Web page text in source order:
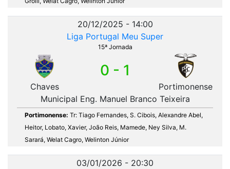
20/12/2025 - 14:00
Liga Portugal Meu Super
15ª Jornada
Chaves
0 - 1
Portimonense
Municipal Eng. Manuel Branco Teixeira
Portimonense: Tr: Tiago Fernandes, S. Cibois, Alexandre Abel,
Heitor, Lobato, Xavier, João Reis, Mamede, Ney Silva, M.
Sarará, Welat Cagro, Welinton Júnior
03/01/2026 - 20:30